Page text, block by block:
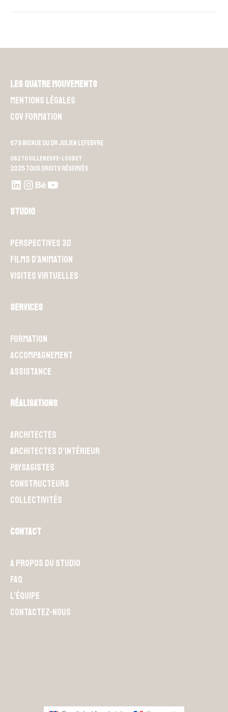
Les Quatre Mouvements
Mentions légales
CGV Formation
679 Avenue du Dr Julien Lefebvre
06270 Villeneuve-Loubet
2025 Tous droits réservés
LinkedIn
Instagram
Behance
Youtube L4M
Studio
Perspectives 3D
Films d’animation
Visites Virtuelles
Services
Formation
Accompagnement
Assistance
Réalisations
Architectes
Architectes d’intérieur
Paysagistes
Constructeurs
Collectivités
Contact
A propos du Studio
FAQ
L’équipe
Contactez-nous